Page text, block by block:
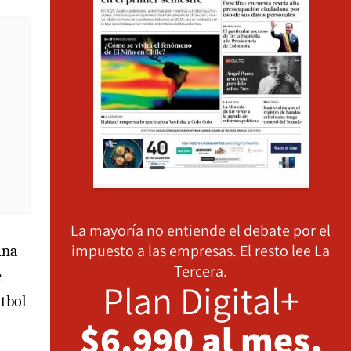
La mayoría no entiende el debate por el
impuesto a las empresas. El resto lee La
Tercera.
Plan Digital+
$6.990 al mes,